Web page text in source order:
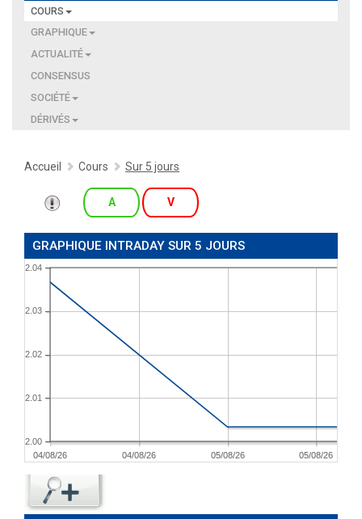
COURS
GRAPHIQUE
ACTUALITÉ
CONSENSUS
SOCIÉTÉ
DÉRIVÉS
Accueil Cours Sur 5 jours
A V
GRAPHIQUE INTRADAY SUR 5 JOURS
04/08/26 04/08/26 05/08/26 05/08/26
2.00
2.01
2.02
2.03
2.04